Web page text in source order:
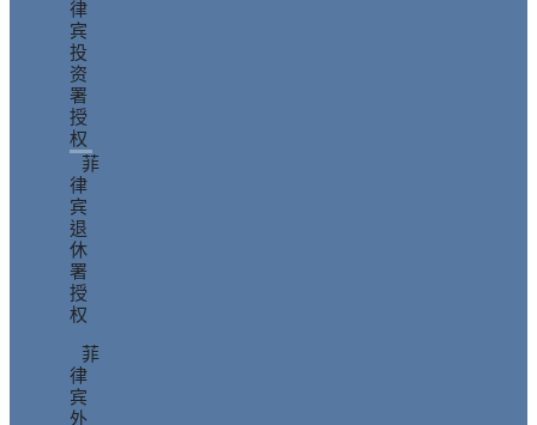
律
宾
投
资
署
授
权
菲
律
宾
退
休
署
授
权
菲
律
宾
外